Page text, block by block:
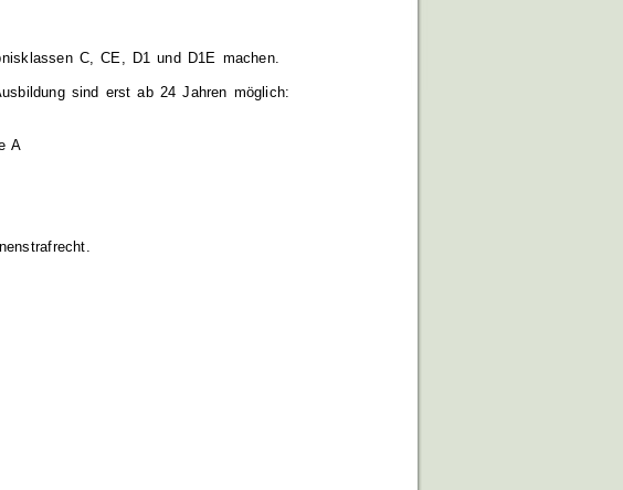
C, CE, D1 und D1E machen.
sind erst ab 24 Jahren möglich:
A